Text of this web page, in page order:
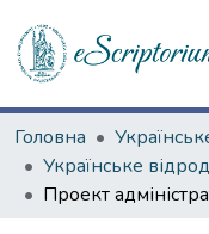
Головна